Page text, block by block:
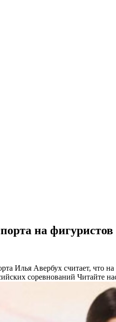
на
Илья Авербух считает, что
соревнований Читайте